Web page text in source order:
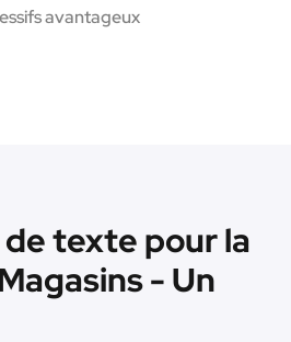
avantageux
texte pour la
- Un